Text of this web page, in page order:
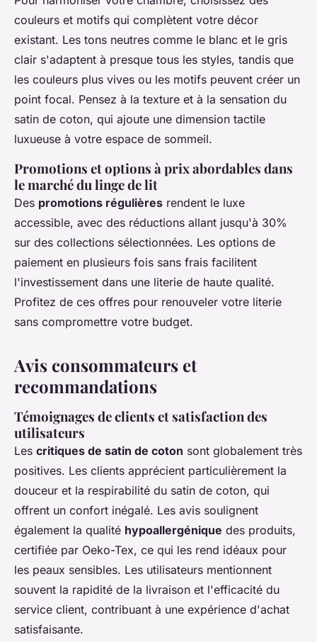
couleurs et motifs qui complètent votre décor
existant. Les tons neutres comme le blanc et le gris
clair s'adaptent à presque tous les styles, tandis que
les couleurs plus vives ou les motifs peuvent créer un
point focal. Pensez à la texture et à la sensation du
satin de coton, qui ajoute une dimension tactile
luxueuse à votre espace de sommeil.
Promotions et options à prix abordables dans
le marché du linge de lit
Des promotions régulières rendent le luxe
accessible, avec des réductions allant jusqu'à 30%
sur des collections sélectionnées. Les options de
paiement en plusieurs fois sans frais facilitent
l'investissement dans une literie de haute qualité.
Profitez de ces offres pour renouveler votre literie
sans compromettre votre budget.
Avis consommateurs et
recommandations
Témoignages de clients et satisfaction des
utilisateurs
Les critiques de satin de coton sont globalement très
positives. Les clients apprécient particulièrement la
douceur et la respirabilité du satin de coton, qui
offrent un confort inégalé. Les avis soulignent
également la qualité hypoallergénique des produits,
certifiée par Oeko-Tex, ce qui les rend idéaux pour
les peaux sensibles. Les utilisateurs mentionnent
souvent la rapidité de la livraison et l'efficacité du
service client, contribuant à une expérience d'achat
satisfaisante.